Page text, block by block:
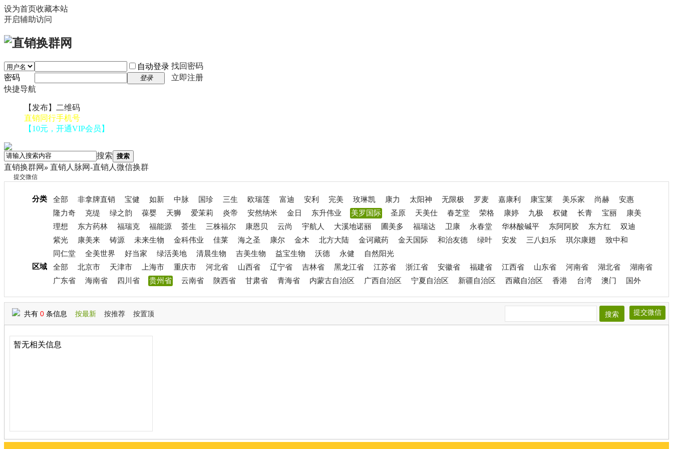
设为首页收藏本站
开启辅助访问
自动登录 找回密码
密码
登录
立即注册
快捷导航
【发布】二维码
直销同行手机号
【10元，开通VIP会员】
搜索 搜索
直销换群网 » 直销人脉网-直销人微信换群
提交微信
分类 全部 非拿牌直销 宝健 如新 中脉 国珍 三生 欧瑞莲 富迪 安利 完美 玫琳凯 康力 太阳神 无限极 罗麦 嘉康利 康宝莱 美乐家 尚赫
安惠
隆力奇
克缇 绿之韵 葆婴 天狮 爱茉莉 炎帝 安然纳米 金日 东升伟业 美罗国际 圣原 天美仕 春芝堂 荣格 康婷 九极 权健 长青 宝丽
康美
理想
东方药林 福瑞克 福能源 荟生 三株福尔 康恩贝 云尚 宇航人 大溪地诺丽 圃美多 福瑞达 卫康 永春堂 华林酸碱平 东阿阿胶 东方红
双迪
紫光
康美来 铸源 未来生物 金科伟业 佳莱 海之圣 康尔 金木 北方大陆 金诃藏药 金天国际 和治友德 绿叶 安发 三八妇乐 琪尔康翅
致中和
同仁堂
全美世界 好当家 绿活美地 清晨生物 吉美生物 益宝生物 沃德 永健
自然阳光
区域
全部 北京市 天津市 上海市 重庆市 河北省 山西省 辽宁省 吉林省 黑龙江省 江苏省 浙江省 安徽省 福建省 江西省 山东省 河南省 湖北省
湖南省
广东省
海南省 四川省 贵州省 云南省 陕西省 甘肃省 青海省 内蒙古自治区 广西自治区 宁夏自治区 新疆自治区 西藏自治区 香港 台湾 澳门 国外
搜索 提交微信
共有 0 条信息 按最新 按推荐 按置顶
暂无相关信息